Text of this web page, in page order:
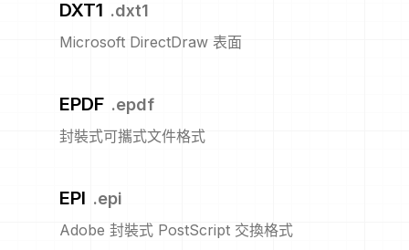
DXT1 .dxt1
Microsoft DirectDraw 表面
EPDF .epdf
封裝式可攜式文件格式
EPI .epi
Adobe 封裝式 PostScript 交換格式